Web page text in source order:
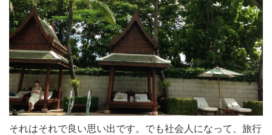
それはそれで良い思い出です。でも社会人になって、旅行